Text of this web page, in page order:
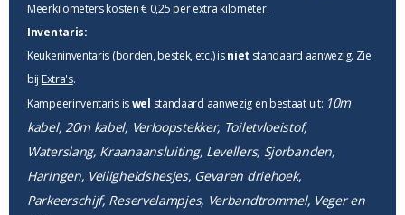
Meerkilometers kosten € 0,25 per extra kilometer.
Inventaris:
Keukeninventaris (borden, bestek, etc.) isniet standaard aanwezig. Zie
bij Extra's.
Kampeerinventaris iswel standaard aanwezig en bestaat uit: 10m
kabel, 20m kabel, Verloopstekker, Toiletvloeistof,
Waterslang, Kraanaansluiting, Levellers, Sjorbanden,
Haringen, Veiligheidshesjes, Gevaren driehoek,
Parkeerschijf, Reservelampjes, Verbandtrommel, Veger en